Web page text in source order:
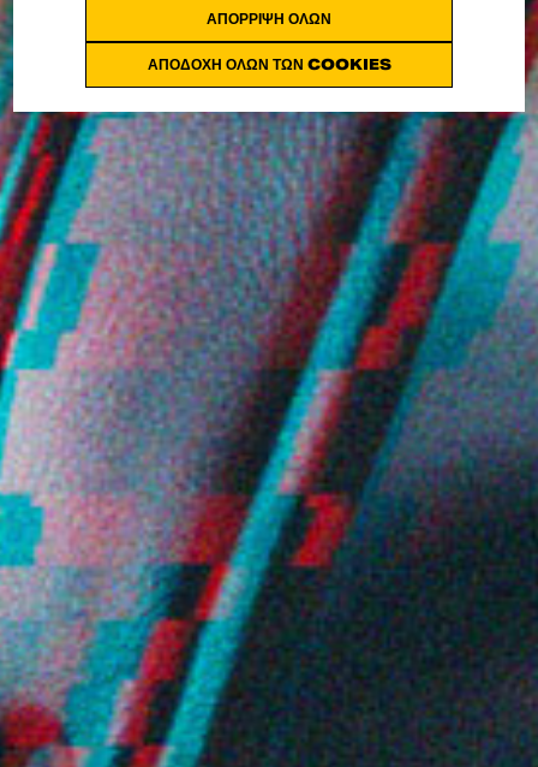
ΑΠΌΡΡΙΨΗ ΌΛΩΝ
ΑΠΟΔΟΧΉ ΌΛΩΝ ΤΩΝ COOKIES